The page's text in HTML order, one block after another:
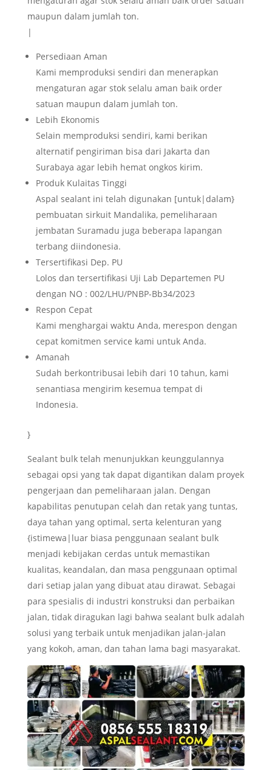
maupun dalam jumlah ton.
|
Persediaan Aman
Kami memproduksi sendiri dan menerapkan
mengaturan agar stok selalu aman baik order
satuan maupun dalam jumlah ton.
Lebih Ekonomis
Selain memproduksi sendiri, kami berikan
alternatif pengiriman bisa dari Jakarta dan
Surabaya agar lebih hemat ongkos kirim.
Produk Kulaitas Tinggi
Aspal sealant ini telah digunakan [untuk|dalam}
pembuatan sirkuit Mandalika, pemeliharaan
jembatan Suramadu juga beberapa lapangan
terbang diindonesia.
Tersertifikasi Dep. PU
Lolos dan tersertifikasi Uji Lab Departemen PU
dengan NO : 002/LHU/PNBP-Bb34/2023
Respon Cepat
Kami menghargai waktu Anda, merespon dengan
cepat komitmen service kami untuk Anda.
Amanah
Sudah berkontribusai lebih dari 10 tahun, kami
senantiasa mengirim kesemua tempat di
Indonesia.
}
Sealant bulk telah menunjukkan keunggulannya
sebagai opsi yang tak dapat digantikan dalam proyek
pengerjaan dan pemeliharaan jalan. Dengan
kapabilitas penutupan celah dan retak yang tuntas,
daya tahan yang optimal, serta kelenturan yang
{istimewa|luar biasa penggunaan sealant bulk
menjadi kebijakan cerdas untuk memastikan
kualitas, keandalan, dan masa penggunaan optimal
dari setiap jalan yang dibuat atau dirawat. Sebagai
para spesialis di industri konstruksi dan perbaikan
jalan, tidak diragukan lagi bahwa sealant bulk adalah
solusi yang terbaik untuk menjadikan jalan-jalan
yang kokoh, aman, dan tahan lama bagi masyarakat.